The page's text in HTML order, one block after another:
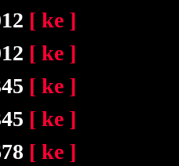
[ ke ]
[ ke ]
[ ke ]
[ ke ]
[ ke ]